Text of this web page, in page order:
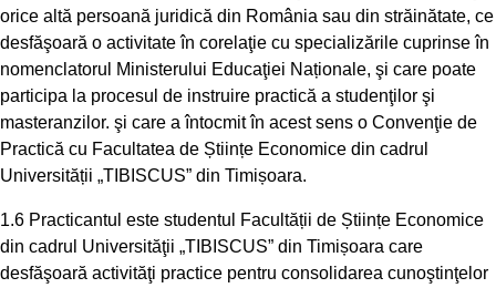
orice altă persoană juridică din România sau din străinătate, ce
desfăşoară o activitate în corelaţie cu specializările cuprinse în
nomenclatorul Ministerului Educaţiei Naționale, şi care poate
participa la procesul de instruire practică a studenţilor şi
masteranzilor. şi care a întocmit în acest sens o Convenţie de
Practică cu Facultatea de Științe Economice din cadrul
Universității „TIBISCUS” din Timișoara.
1.6 Practicantul este studentul Facultății de Științe Economice
din cadrul Universităţii „TIBISCUS” din Timișoara care
desfăşoară activităţi practice pentru consolidarea cunoştinţelor